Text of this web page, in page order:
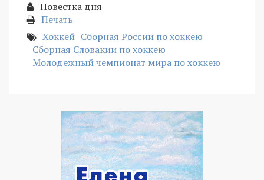
Повестка дня
Печать
Хоккей Сборная России по хоккею
Сборная Словакии по хоккею
Молодежный чемпионат мира по хоккею